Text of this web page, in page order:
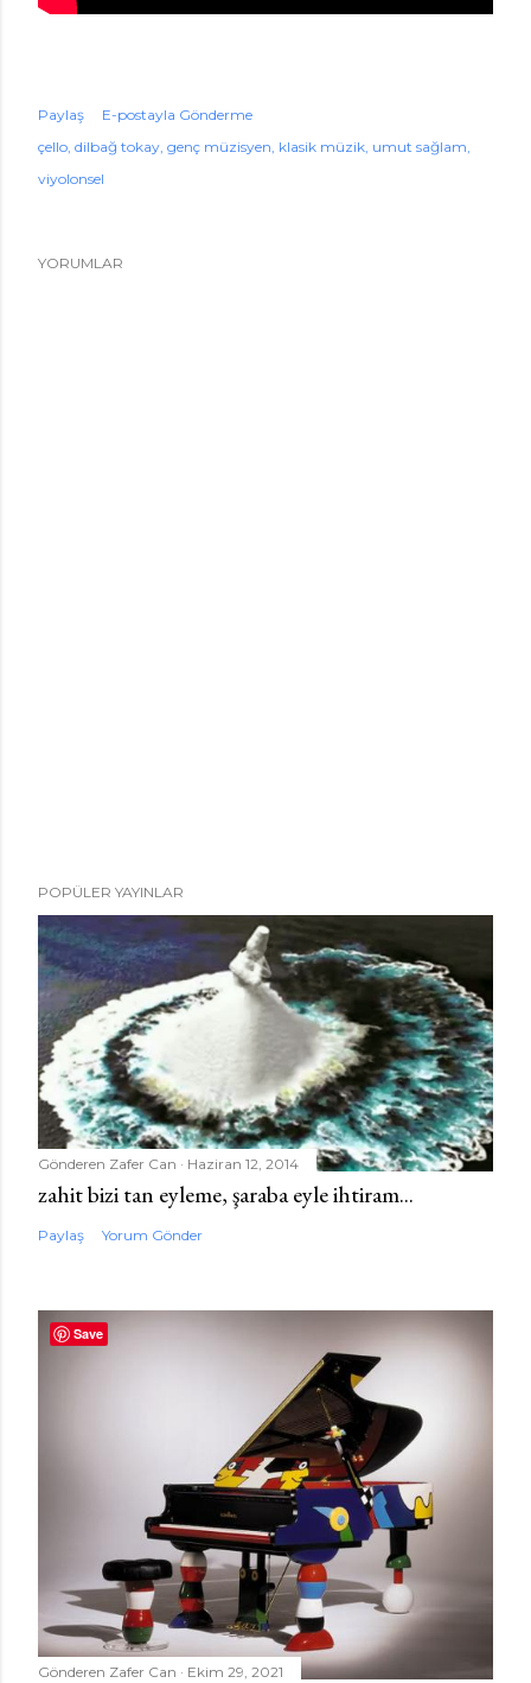
Paylaş
E-postayla Gönderme
çello dilbağ tokay genç müzisyen klasik müzik umut sağlam
viyolonsel
YORUMLAR
POPÜLER YAYINLAR
Gönderen Zafer Can Haziran 12, 2014
zahit bizi tan eyleme, şaraba eyle ihtiram...
Paylaş Yorum Gönder
Gönderen Zafer Can Ekim 29, 2021
Save